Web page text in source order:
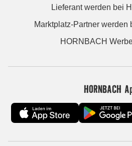
Lieferant werden bei
Marktplatz-Partner werden
HORNBACH
HORNBACH